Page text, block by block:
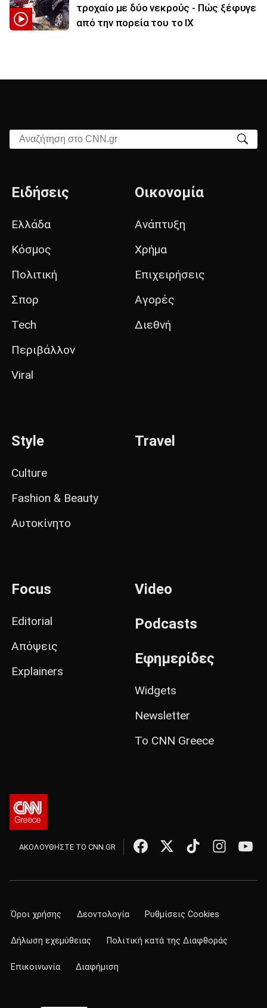
τροχαίο με δύο νεκρούς - Πώς ξέφυγε
από την πορεία του το ΙΧ
Αναζήτηση στο CNN.gr
Ειδήσεις
Ελλάδα
Κόσμος
Πολιτική
Σπορ
Tech
Περιβάλλον
Viral
Οικονομία
Ανάπτυξη
Χρήμα
Επιχειρήσεις
Αγορές
Διεθνή
Style
Culture
Fashion & Beauty
Αυτοκίνητο
Travel
Focus
Editorial
Απόψεις
Explainers
Video
Podcasts
Εφημερίδες
Widgets
Newsletter
Το CNN Greece
ΑΚΟΛΟΥΘΗΣΤΕ ΤΟ CNN.GR
Όροι χρήσης Δεοντολογία Ρυθμίσεις Cookies
Δήλωση εχεμύθειας Πολιτική κατά της Διαφθοράς
Επικοινωνία Διαφήμιση